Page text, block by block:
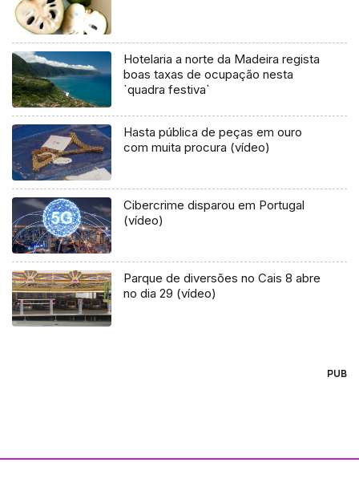
Hotelaria a norte da Madeira regista
boas taxas de ocupação nesta
`quadra festiva`
Hasta pública de peças em ouro
com muita procura (vídeo)
Cibercrime disparou em Portugal
(vídeo)
Parque de diversões no Cais 8 abre
no dia 29 (vídeo)
PUB